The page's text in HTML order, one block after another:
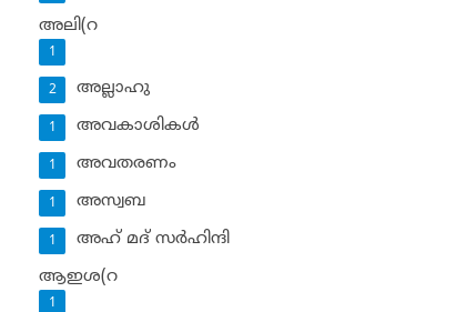
അലി(റ
1
അല്ലാഹു
2
അവകാശികള്‍
1
അവതരണം
1
അസ്വബ
1
അഹ് മദ് സര്‍ഹിന്ദി
1
ആഇശ(റ
1